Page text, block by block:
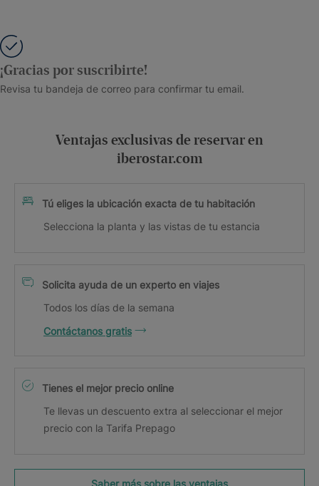
¡Gracias por suscribirte!
Revisa tu bandeja de correo para confirmar tu email.
Ventajas exclusivas de reservar en
iberostar.com
Tú eliges la ubicación exacta de tu habitación
Selecciona la planta y las vistas de tu estancia
Solicita ayuda de un experto en viajes
Todos los días de la semana
Contáctanos gratis
Tienes el mejor precio online
Te llevas un descuento extra al seleccionar el mejor
precio con la Tarifa Prepago
Saber más sobre las ventajas